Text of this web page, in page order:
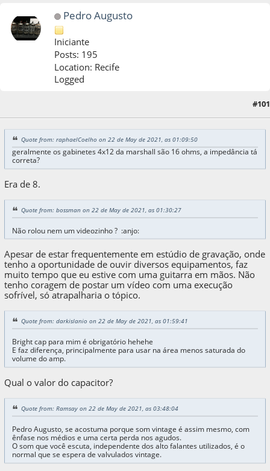
Pedro Augusto
Iniciante
Posts: 195
Location: Recife
Logged
#101
Quote from: raphaelCoelho on 22 de May de 2021, as 01:09:50
geralmente os gabinetes 4x12 da marshall são 16 ohms, a impedância tá
correta?
Era de 8.
Quote from: bossman on 22 de May de 2021, as 01:30:27
Não rolou nem um videozinho ? :anjo:
Apesar de estar frequentemente em estúdio de gravação, onde
tenho a oportunidade de ouvir diversos equipamentos, faz
muito tempo que eu estive com uma guitarra em mãos. Não
tenho coragem de postar um vídeo com uma execução
sofrível, só atrapalharia o tópico.
Quote from: darkislanio on 22 de May de 2021, as 01:59:41
Bright cap para mim é obrigatório hehehe
E faz diferença, principalmente para usar na área menos saturada do
volume do amp.
Qual o valor do capacitor?
Quote from: Ramsay on 22 de May de 2021, as 03:48:04
Pedro Augusto, se acostuma porque som vintage é assim mesmo, com
ênfase nos médios e uma certa perda nos agudos.
O som que você escuta, independente dos alto falantes utilizados, é o
normal que se espera de valvulados vintage.